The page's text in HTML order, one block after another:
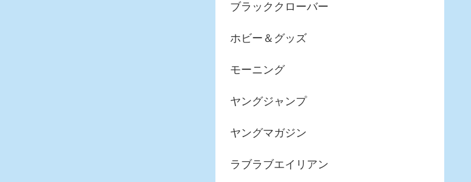
ブラッククローバー
ホビー＆グッズ
モーニング
ヤングジャンプ
ヤングマガジン
ラブラブエイリアン